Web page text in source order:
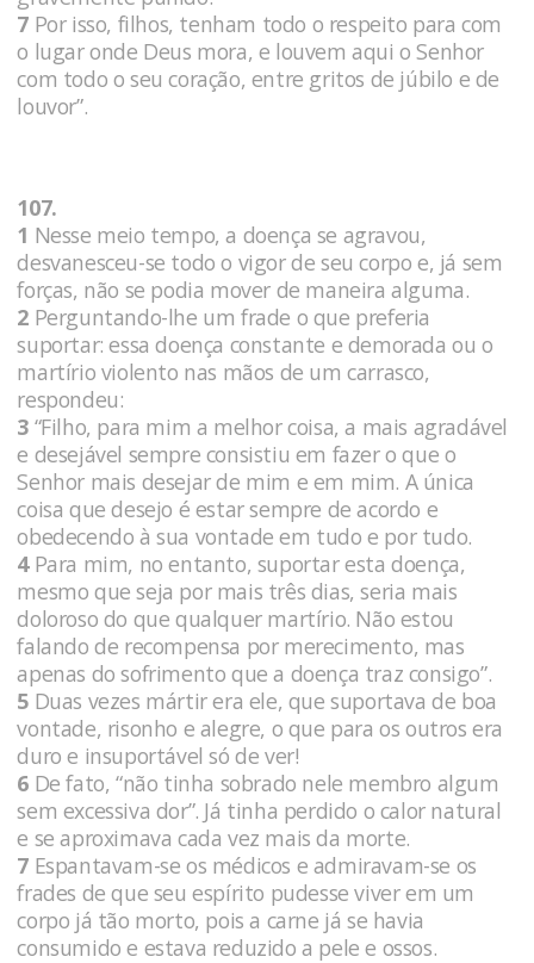
7 Por isso, filhos, tenham todo o respeito para com
o lugar onde Deus mora, e louvem aqui o Senhor
com todo o seu coração, entre gritos de júbilo e de
louvor”.
107.
1 Nesse meio tempo, a doença se agravou,
desvanesceu-se todo o vigor de seu corpo e, já sem
forças, não se podia mover de maneira alguma.
2 Perguntando-lhe um frade o que preferia
suportar: essa doença constante e demorada ou o
martírio violento nas mãos de um carrasco,
respondeu:
3 “Filho, para mim a melhor coisa, a mais agradável
e desejável sempre consistiu em fazer o que o
Senhor mais desejar de mim e em mim. A única
coisa que desejo é estar sempre de acordo e
obedecendo à sua vontade em tudo e por tudo.
4Para mim, no entanto, suportar esta doença,
mesmo que seja por mais três dias, seria mais
doloroso do que qualquer martírio. Não estou
falando de recompensa por merecimento, mas
apenas do sofrimento que a doença traz consigo”.
5 Duas vezes mártir era ele, que suportava de boa
vontade, risonho e alegre, o que para os outros era
duro e insuportável só de ver!
6 De fato, “não tinha sobrado nele membro algum
sem excessiva dor”. Já tinha perdido o calor natural
e se aproximava cada vez mais da morte.
7 Espantavam-se os médicos e admiravam-se os
frades de que seu espírito pudesse viver em um
corpo já tão morto, pois a carne já se havia
consumido e estava reduzido a pele e ossos.